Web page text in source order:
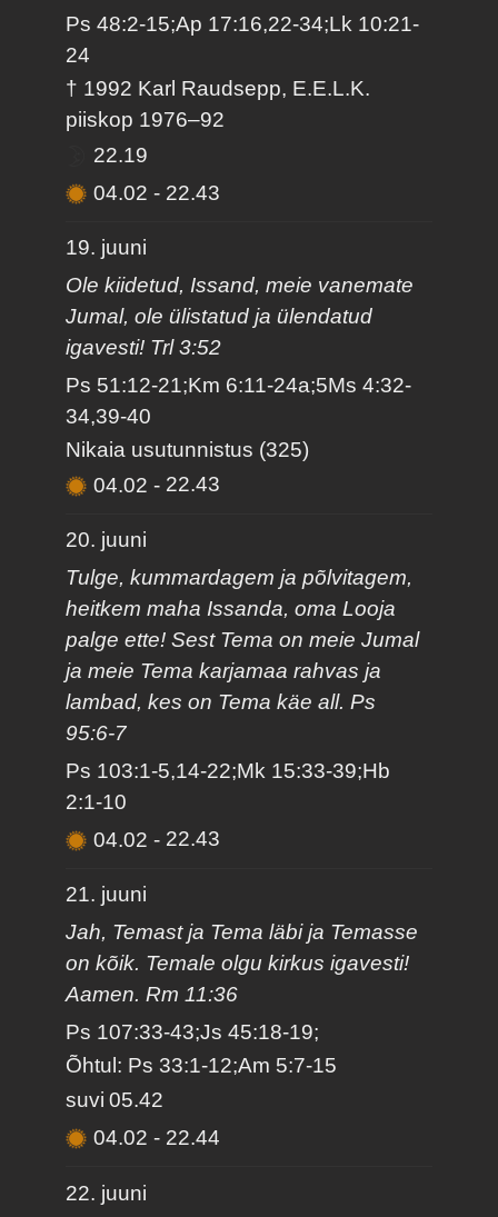
Ps 48:2-15;Ap 17:16,22-34;Lk 10:21-
24
† 1992 Karl Raudsepp, E.E.L.K.
piiskop 1976–92
22.19
04.02- 22.43
19. juuni
Ole kiidetud, Issand, meie vanemate
Jumal, ole ülistatud ja ülendatud
igavesti! Trl 3:52
Ps 51:12-21;Km 6:11-24a;5Ms 4:32-
34,39-40
Nikaia usutunnistus (325)
04.02- 22.43
20. juuni
Tulge, kummardagem ja põlvitagem,
heitkem maha Issanda, oma Looja
palge ette! Sest Tema on meie Jumal
ja meie Tema karjamaa rahvas ja
lambad, kes on Tema käe all. Ps
95:6-7
Ps 103:1-5,14-22;Mk 15:33-39;Hb
2:1-10
04.02- 22.43
21. juuni
Jah, Temast ja Tema läbi ja Temasse
on kõik. Temale olgu kirkus igavesti!
Aamen. Rm 11:36
Ps 107:33-43;Js 45:18-19;
Õhtul: Ps 33:1-12;Am 5:7-15
suvi 05.42
04.02- 22.44
22. juuni